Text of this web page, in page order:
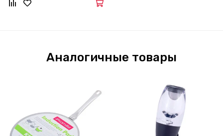
Аналогичные товары